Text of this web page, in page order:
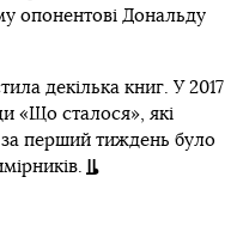
опонентові Дональду
декілька книг. У 2017
«Що сталося», які
перший тиждень було